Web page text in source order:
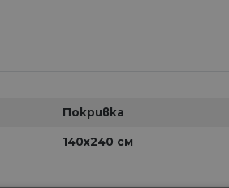
Покривка
140х240 см